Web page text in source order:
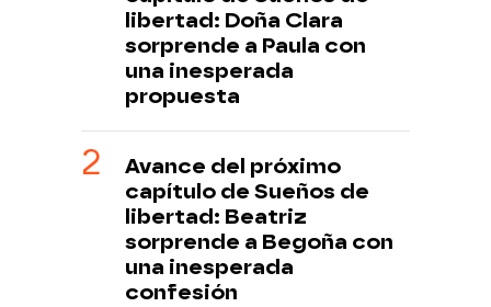
libertad: Doña Clara
sorprende a Paula con
una inesperada
propuesta
Avance del próximo
capítulo de Sueños de
libertad: Beatriz
sorprende a Begoña con
una inesperada
confesión